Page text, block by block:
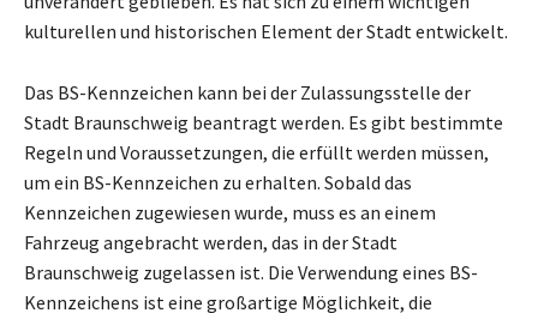
kulturellen und historischen Element der Stadt entwickelt.
Das BS-Kennzeichen kann bei der Zulassungsstelle der
Stadt Braunschweig beantragt werden. Es gibt bestimmte
Regeln und Voraussetzungen, die erfüllt werden müssen,
um ein BS-Kennzeichen zu erhalten. Sobald das
Kennzeichen zugewiesen wurde, muss es an einem
Fahrzeug angebracht werden, das in der Stadt
Braunschweig zugelassen ist. Die Verwendung eines BS-
Kennzeichens ist eine großartige Möglichkeit, die